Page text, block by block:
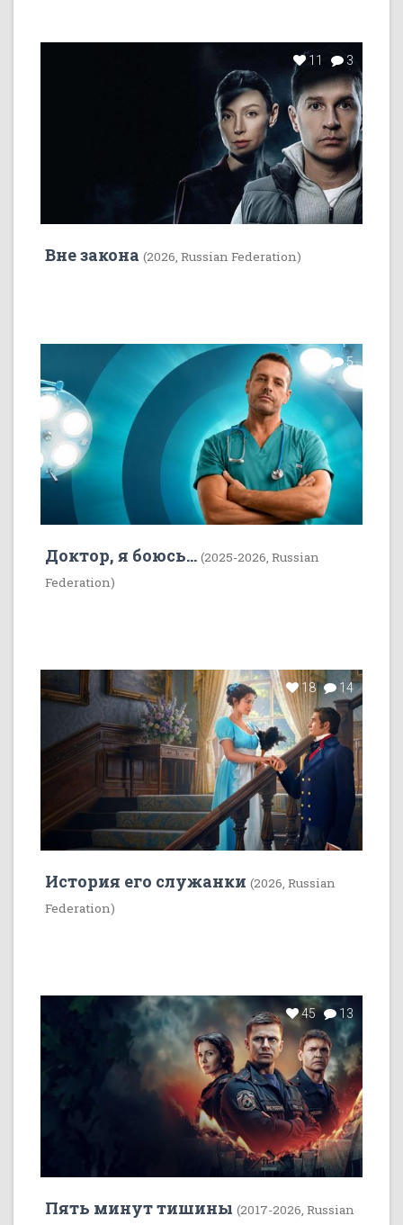
11 3
Вне закона (2026, Russian Federation)
7 5
Доктор, я боюсь... (2025-2026, Russian
Federation)
18 14
История его служанки (2026, Russian
Federation)
45 13
Пять минут тишины (2017-2026, Russian